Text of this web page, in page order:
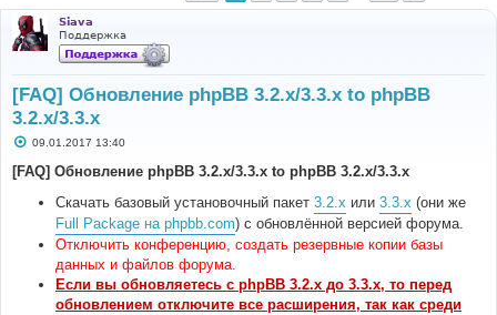
Siava
Поддержка
[FAQ] Обновление phpBB 3.2.x/3.3.x to phpBB
3.2.x/3.3.x
С
о
б
09.01.2017 13:40
[FAQ] Обновление phpBB 3.2.x/3.3.x to phpBB 3.2.x/3.3.x
Скачать базовый установочный пакет 3.2.x или 3.3.x (они же
Full Package на phpbb.com) с обновлённой версией форума.
Отключить конференцию, создать резервные копии базы
данных и файлов форума.
Если вы обновляетесь с phpBB 3.2.x до 3.3.x, то перед
обновлением отключите все расширения, так как среди